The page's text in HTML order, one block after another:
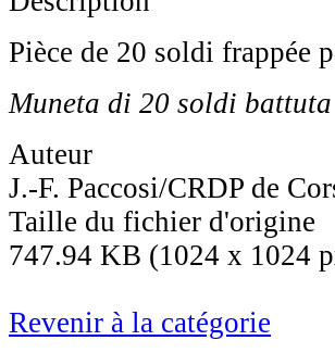
Pièce de 20 soldi frappée
Muneta di 20 soldi
Auteur
J.-F. Paccosi/CRDP de
Taille du fichier d'origine
747.94 KB (1024 x 1024
Revenir à la catégorie